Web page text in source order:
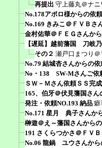
再提出 守上藤丸＠ナ
No.178アポロ様からの依
No.169 きみこ＠ＦＶＢさ
金村佑華＠ＦＥＧさんか
【遅延】越前藩国 刀岐
その２ 瀬戸口まつり＠
No.79 結城杏さんからの依
No・138 SW-Mさんご依
ＳＷ－Ｍさん依頼ＳＳ完
165、伯牙＠伏見藩国さん
発注・依頼NO.193 納品 癖
No.171 星月 典子さんか
榊遊＠え～藩国さんから
191 さくらつかさ＠ＦＶ
No.06 龍鍋 ユウさんから